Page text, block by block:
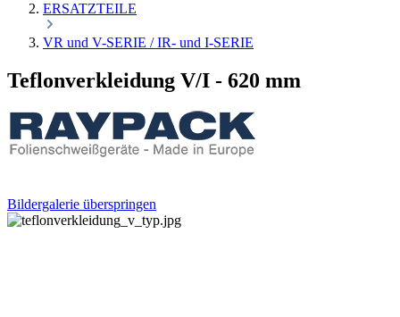
ERSATZTEILE
VR und V-SERIE / IR- und I-SERIE
Teflonverkleidung V/I - 620 mm
Bildergalerie überspringen